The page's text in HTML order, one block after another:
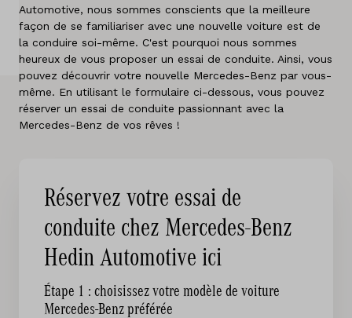
A propos de nous
Pays
Belgique
Langue
Néerlandais
Automotive, nous sommes conscients que la meilleure
façon de se familiariser avec une nouvelle voiture est de
la conduire soi-même. C'est pourquoi nous sommes
heureux de vous proposer un essai de conduite. Ainsi, vous
pouvez découvrir votre nouvelle Mercedes-Benz par vous-
même. En utilisant le formulaire ci-dessous, vous pouvez
réserver un essai de conduite passionnant avec la
Mercedes-Benz de vos rêves !
Réservez votre essai de
conduite chez Mercedes-Benz
Hedin Automotive ici
Étape 1 : choisissez votre modèle de voiture
Mercedes-Benz préférée